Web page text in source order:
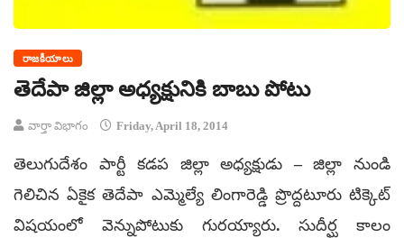
రాజకీయాలు
తెదేపా జిల్లా అధ్యక్షునికి బాబు పోటు
వార్తా విభాగం Friday, April 18, 2014
తెలుగుదేశం పార్టీ కడప జిల్లా అధ్యక్షుడు – జిల్లా నుండి
గెలిచిన ఏకైక తెదేపా ఎమ్మెల్యే లింగారెడ్డి ప్రొద్దటూరు టిక్కెట్
విషయంలో వెన్నుపోటుకు గురయ్యారు. సుదీర్ఘ కాలం